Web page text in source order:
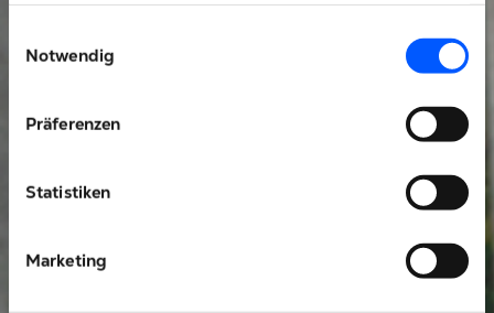
Notwendig
Präferenzen
Statistiken
Marketing